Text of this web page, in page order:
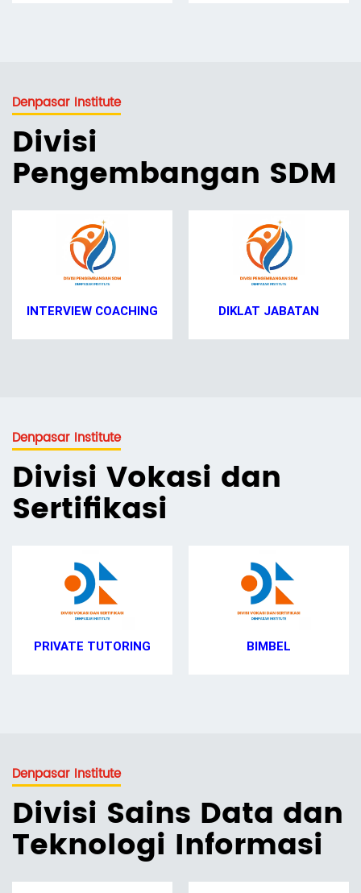
Denpasar Institute
Divisi
Pengembangan SDM
INTERVIEW COACHING DIKLAT JABATAN
Denpasar Institute
Divisi Vokasi dan
Sertifikasi
PRIVATE TUTORING BIMBEL
Denpasar Institute
Divisi Sains Data dan
Teknologi Informasi